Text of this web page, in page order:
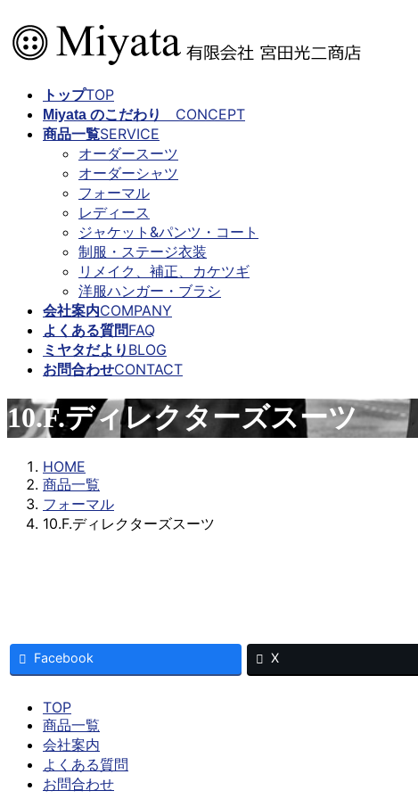
ン
テ
ビ
ゲ
トップTOP
Miyata のこだわり CONCEPT
商品一覧SERVICE
オーダースーツ
オーダーシャツ
フォーマル
レディース
ジャケット&パンツ・コート
制服・ステージ衣装
リメイク、補正、カケツギ
洋服ハンガー・ブラシ
会社案内COMPANY
よくある質問FAQ
ミヤタだより BLOG
お問合わせCONTACT
10.F.ディレクターズスーツ
HOME
商品一覧
フォーマル
10.F.ディレクターズスーツ
Facebook X
TOP
商品一覧
会社案内
よくある質問
お問合わせ